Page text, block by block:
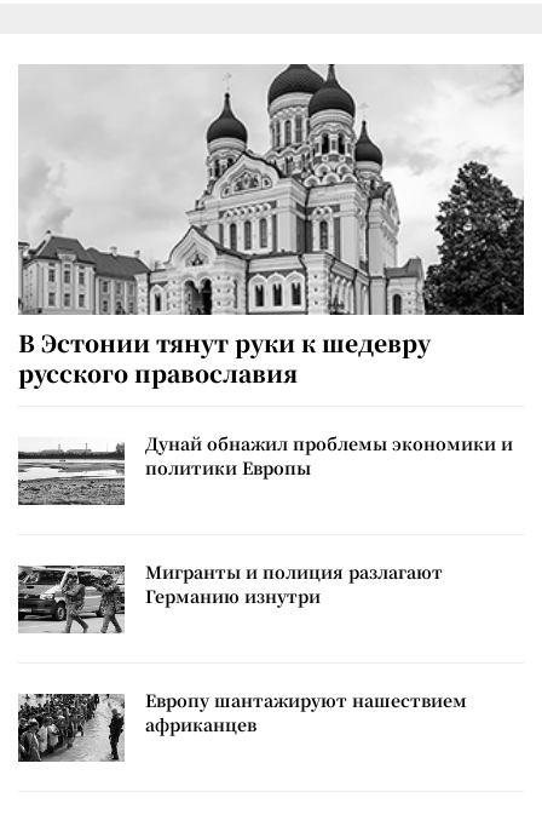
В Эстонии тянут руки к шедевру
русского православия
Дунай обнажил проблемы экономики и
политики Европы
Мигранты и полиция разлагают
Германию изнутри
Европу шантажируют нашествием
африканцев